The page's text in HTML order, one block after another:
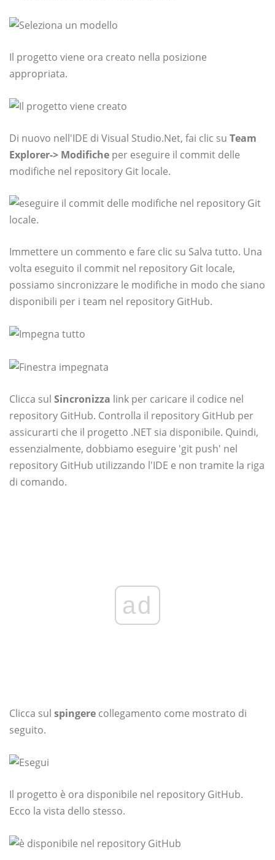
Il progetto viene ora creato nella posizione
appropriata.
Di nuovo nell'IDE di Visual Studio.Net, fai clic su Team
Explorer-> Modifiche per eseguire il commit delle
modifiche nel repository Git locale.
Immettere un commento e fare clic su Salva tutto. Una
volta eseguito il commit nel repository Git locale,
possiamo sincronizzare le modifiche in modo che siano
disponibili per i team nel repository GitHub.
Clicca sul Sincronizza link per caricare il codice nel
repository GitHub. Controlla il repository GitHub per
assicurarti che il progetto .NET sia disponibile. Quindi,
essenzialmente, dobbiamo eseguire 'git push' nel
repository GitHub utilizzando l'IDE e non tramite la riga
di comando.
ad
Clicca sul spingere collegamento come mostrato di
seguito.
Il progetto è ora disponibile nel repository GitHub.
Ecco la vista dello stesso.